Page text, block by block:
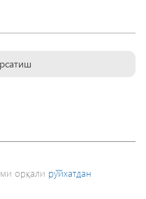
орқали рўйхатдан